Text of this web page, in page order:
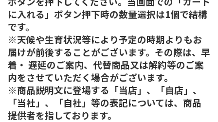
に入れる」ボタン押下時の数量選択は1個で結構
です。
※天候や生育状況等により予定の時期よりもお
届けが前後することがございます。その際は、早
着・ 遅延のご案内、代替商品又は解約等のご案
内をさせていただく場合がございます。
※商品説明文に登場する「当店」、「自店」、
「当社」、「自社」等の表記については、商品
提供者を指しております。